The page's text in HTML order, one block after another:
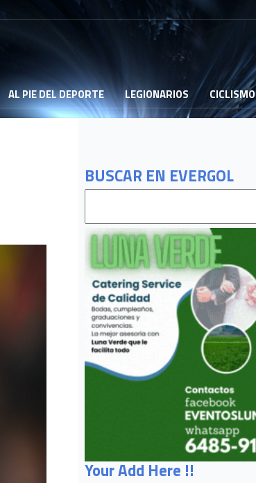
AL PIE DEL DEPORTE LEGIONARIOS CICLISMO
BUSCAR EN EVERGOL
Your Add Here !!